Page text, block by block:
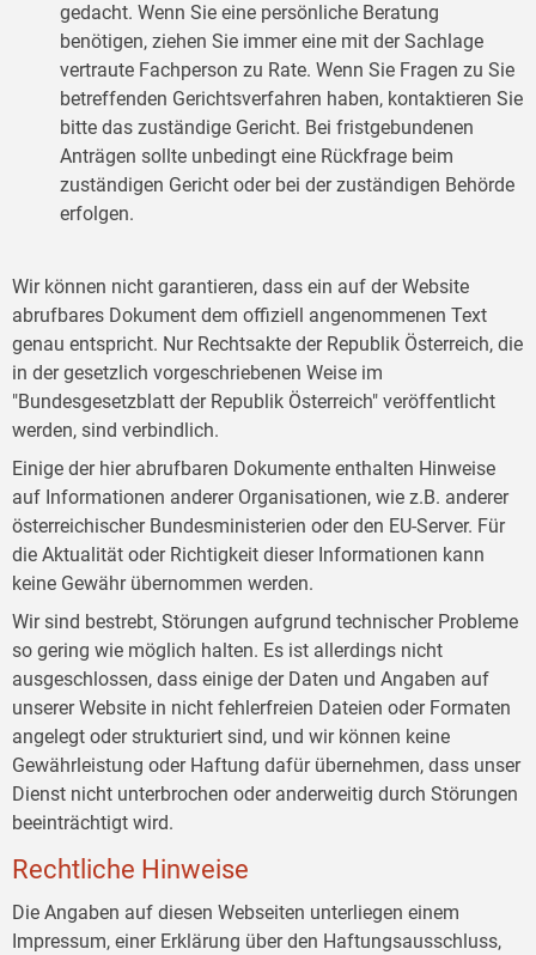
gedacht. Wenn Sie eine persönliche Beratung
benötigen, ziehen Sie immer eine mit der Sachlage
vertraute Fachperson zu Rate. Wenn Sie Fragen zu Sie
betreffenden Gerichtsverfahren haben, kontaktieren Sie
bitte das zuständige Gericht. Bei fristgebundenen
Anträgen sollte unbedingt eine Rückfrage beim
zuständigen Gericht oder bei der zuständigen Behörde
erfolgen.
Wir können nicht garantieren, dass ein auf der Website
abrufbares Dokument dem offiziell angenommenen Text
genau entspricht. Nur Rechtsakte der Republik Österreich, die
in der gesetzlich vorgeschriebenen Weise im
"Bundesgesetzblatt der Republik Österreich" veröffentlicht
werden, sind verbindlich.
Einige der hier abrufbaren Dokumente enthalten Hinweise
auf Informationen anderer Organisationen, wie z.B. anderer
österreichischer Bundesministerien oder den EU-Server. Für
die Aktualität oder Richtigkeit dieser Informationen kann
keine Gewähr übernommen werden.
Wir sind bestrebt, Störungen aufgrund technischer Probleme
so gering wie möglich halten. Es ist allerdings nicht
ausgeschlossen, dass einige der Daten und Angaben auf
unserer Website in nicht fehlerfreien Dateien oder Formaten
angelegt oder strukturiert sind, und wir können keine
Gewährleistung oder Haftung dafür übernehmen, dass unser
Dienst nicht unterbrochen oder anderweitig durch Störungen
beeinträchtigt wird.
Rechtliche Hinweise
Die Angaben auf diesen Webseiten unterliegen einem
Impressum, einer Erklärung über den Haftungsausschluss,